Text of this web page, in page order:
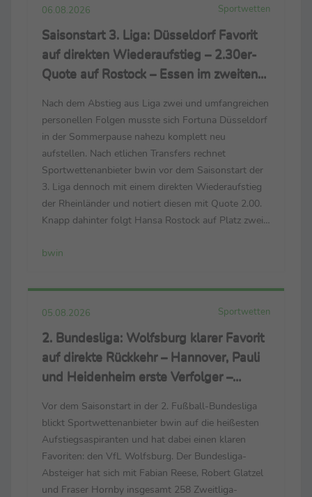
06.08.2026 Sportwetten
Saisonstart 3. Liga: Düsseldorf Favorit
auf direkten Wiederaufstieg – 2.30er-
Quote auf Rostock – Essen im zweiten
Nach dem Abstieg aus Liga zwei und umfangreichen
personellen Folgen musste sich Fortuna Düsseldorf
in der Sommerpause nahezu komplett neu
aufstellen. Nach etlichen Transfers rechnet
Sportwettenanbieter bwin vor dem Saisonstart der
3. Liga dennoch mit einem direkten Wiederaufstieg
der Rheinländer und notiert diesen mit Quote 2.00.
Knapp dahinter folgt Hansa Rostock auf Platz zwei
Saisons in die 2. Bundesliga zurück, winkt Quote
bwin
05.08.2026 Sportwetten
2. Bundesliga: Wolfsburg klarer Favorit
auf direkte Rückkehr – Hannover, Pauli
und Heidenheim erste Verfolger –
Vor dem Saisonstart in der 2. Fußball-Bundesliga
blickt Sportwettenanbieter bwin auf die heißesten
Aufstiegsaspiranten und hat dabei einen klaren
Favoriten: den VfL Wolfsburg. Der Bundesliga-
Absteiger hat sich mit Fabian Reese, Robert Glatzel
und Fraser Hornby insgesamt 258 Zweitliga-